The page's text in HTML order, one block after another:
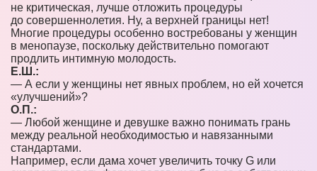
не критическая, лучше отложить процедуры
до совершеннолетия. Ну, а верхней границы нет!
Многие процедуры особенно востребованы у женщин
в менопаузе, поскольку действительно помогают
продлить интимную молодость.
Е.Ш.:
— А если у женщины нет явных проблем, но ей хочется
«улучшений»?
О.П.:
— Любой женщине и девушке важно понимать грань
между реальной необходимостью и навязанными
стандартами.
Например, если дама хочет увеличить точку G или